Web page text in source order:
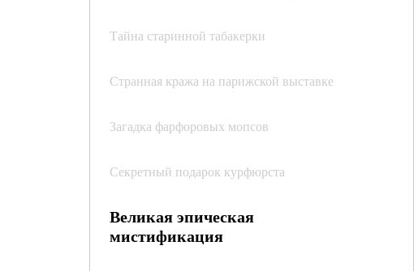
Тайна старинной табакерки
Странная кража на парижской выставке
Загадка фарфоровых мопсов
Секретный подарок курфюрста
Великая эпическая
мистификация